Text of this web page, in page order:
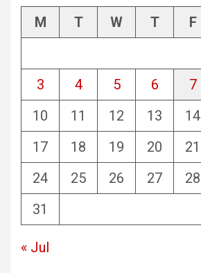
M
T W T F
3
4 5 6 7
10
11 12 13 14
17
18 19 20 21
24
25 26 27 28
31
« Jul